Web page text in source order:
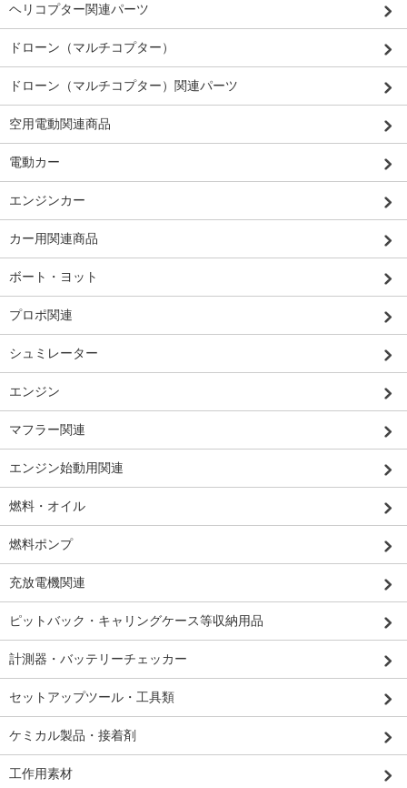
ヘリコプター関連パーツ
ドローン（マルチコプター）
ドローン（マルチコプター）関連パーツ
空用電動関連商品
電動カー
エンジンカー
カー用関連商品
ボート・ヨット
プロポ関連
シュミレーター
エンジン
マフラー関連
エンジン始動用関連
燃料・オイル
燃料ポンプ
充放電機関連
ピットバック・キャリングケース等収納用品
計測器・バッテリーチェッカー
セットアップツール・工具類
ケミカル製品・接着剤
工作用素材